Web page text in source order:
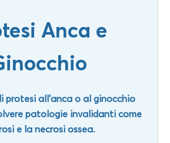
Anca e
protesi all’anca o al ginocchio
patologie invalidanti come
e la necrosi ossea.